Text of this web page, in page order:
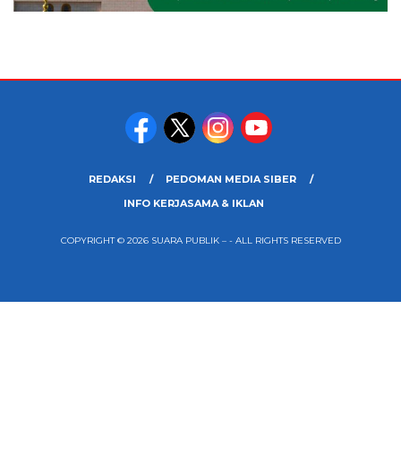
REDAKSI
PEDOMAN MEDIA SIBER
INFO KERJASAMA & IKLAN
COPYRIGHT © 2026 SUARA PUBLIK – - ALL RIGHTS RESERVED